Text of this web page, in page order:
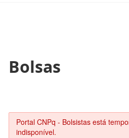
Bolsas
Portal CNPq - Bolsistas está
indisponível.